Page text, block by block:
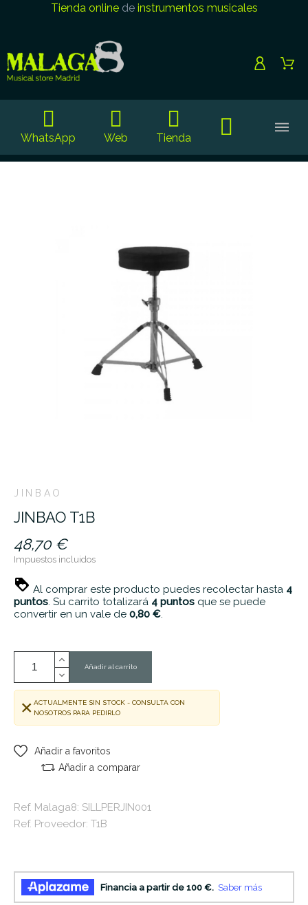
Tienda onlinede instrumentos musicales
WhatsApp Web Tienda
JINBAO
JINBAO T1B
48,70 €
Impuestos incluidos
Al comprar este producto puedes recolectar hasta 4
puntos. Su carrito totalizará 4 puntos que se puede
convertir en un vale de 0,80 €.
Añadir al carrito
ACTUALMENTE SIN STOCK - CONSULTA CON
NOSOTROS PARA PEDIRLO
Añadir a favoritos
Añadir a comparar
Ref. Malaga8: SILLPERJIN001
Ref. Proveedor: T1B